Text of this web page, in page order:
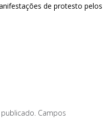
de protesto pelos
Campos